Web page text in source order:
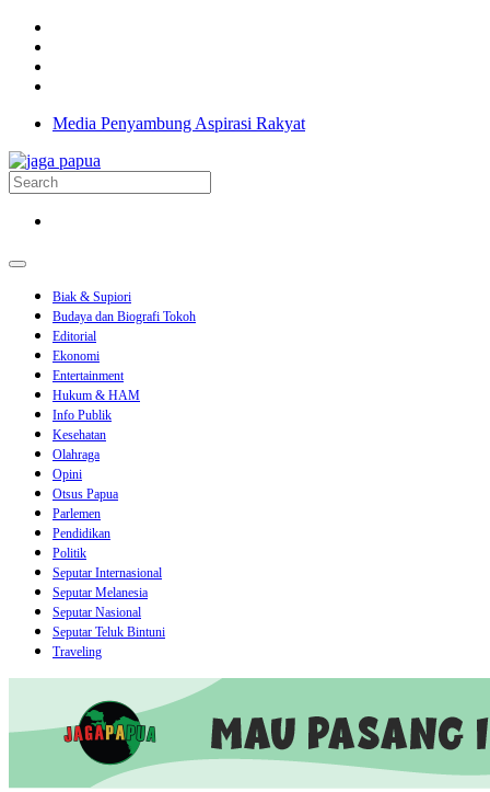
Media Penyambung Aspirasi Rakyat
Biak & Supiori
Budaya dan Biografi Tokoh
Editorial
Ekonomi
Entertainment
Hukum & HAM
Info Publik
Kesehatan
Olahraga
Opini
Otsus Papua
Parlemen
Pendidikan
Politik
Seputar Internasional
Seputar Melanesia
Seputar Nasional
Seputar Teluk Bintuni
Traveling